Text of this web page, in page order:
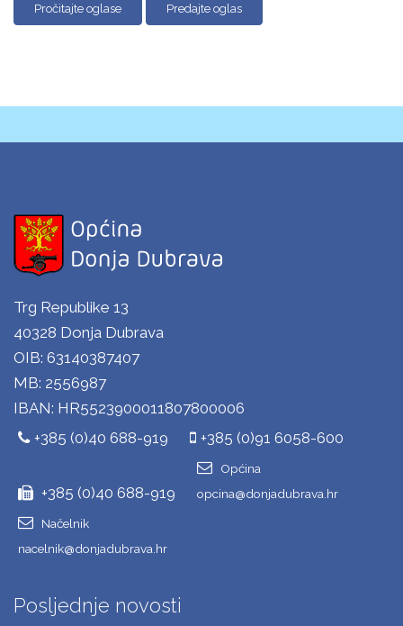
Pročitajte oglase Predajte oglas
Trg Republike 13
40328 Donja Dubrava
OIB: 63140387407
MB: 2556987
IBAN: HR5523900011807800006
+385 (0)40 688-919
+385 (0)91 6058-600
+385 (0)40 688-919
Općina
opcina@donjadubrava.hr
Načelnik
nacelnik@donjadubrava.hr
Posljednje novosti